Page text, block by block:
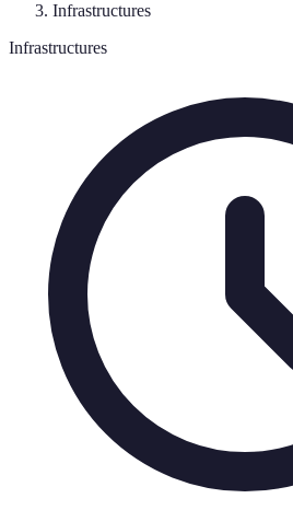
Infrastructures
Infrastructures